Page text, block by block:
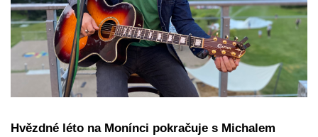
Hvězdné léto na Monínci pokračuje s Michalem